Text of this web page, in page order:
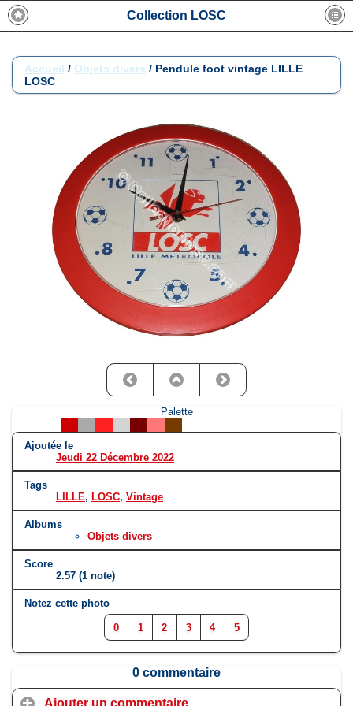
Collection LOSC
Accueil / Objets divers / Pendule foot vintage LILLE
LOSC
Palette
Ajoutée le
Jeudi 22 Décembre 2022
Tags
LILLE, LOSC, Vintage
Albums
Objets divers
Score
2.57 (1 note)
Notez cette photo
0 1 2 3 4 5
0 commentaire